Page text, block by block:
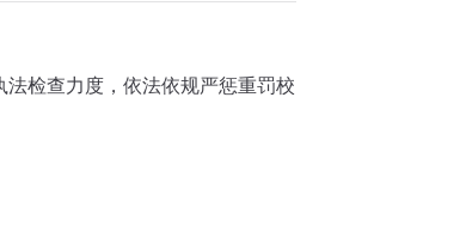
法检查力度，依法依规严惩重罚校